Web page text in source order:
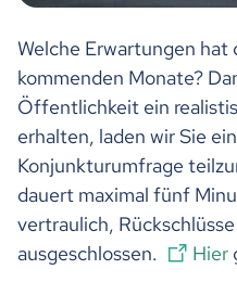
Welche Erwartungen hat
kommenden Monate?
Öffentlichkeit ein
erhalten, laden wir Sie
Konjunkturumfrage
dauert maximal fünf
vertraulich,
ausgeschlossen.
Hier